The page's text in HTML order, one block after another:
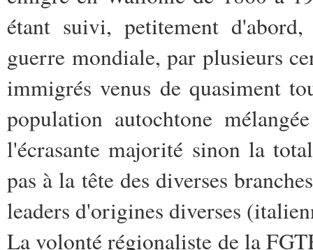
étant suivi, petitement
guerre mondiale, par plusieurs
immigrés venus de quasiment
population autochtone
l'écrasante majorité sinon la
pas à la tête des diverses
leaders d'origines diverses
La volonté régionaliste de la